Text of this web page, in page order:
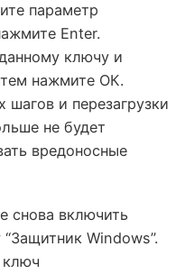
параметр
Enter.
ключу и
нажмите ОК.
и перезагрузки
не будет
вредоносные
снова включить
Windows”.
ключ